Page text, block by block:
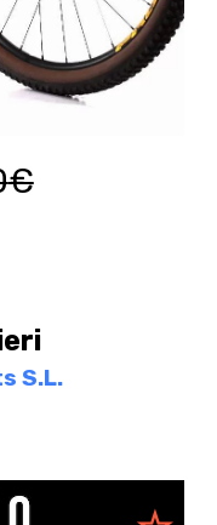
€
S.L.